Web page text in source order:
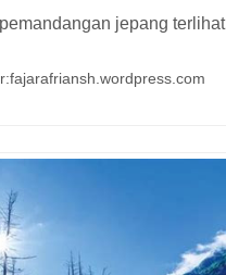
jepang terlihat